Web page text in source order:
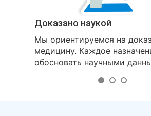
Доказано наукой
Мы ориентируемся на
медицину. Каждое
обосновать научными